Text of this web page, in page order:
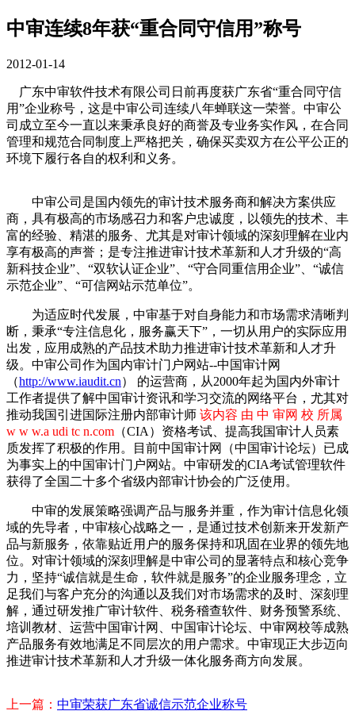
中审连续8年获“重合同守信用”称号
2012-01-14
广东中审软件技术有限公司日前再度获广东省“重合同守信
用”企业称号，这是中审公司连续八年蝉联这一荣誉。中审公
司成立至今一直以来秉承良好的商誉及专业务实作风，在合同
管理和规范合同制度上严格把关，确保买卖双方在公平公正的
环境下履行各自的权利和义务。
中审公司是国内领先的审计技术服务商和解决方案供应
商，具有极高的市场感召力和客户忠诚度，以领先的技术、丰
富的经验、精湛的服务、尤其是对审计领域的深刻理解在业内
享有极高的声誉；是专注推进审计技术革新和人才升级的“高
新科技企业”、“双软认证企业”、“守合同重信用企业”、“诚信
示范企业”、“可信网站示范单位”。
为适应时代发展，中审基于对自身能力和市场需求清晰判
断，秉承“专注信息化，服务赢天下”，一切从用户的实际应用
出发，应用成熟的产品技术助力推进审计技术革新和人才升
级。中审公司作为国内审计门户网站--中国审计网
（http://www.iaudit.cn） 的运营商，从2000年起为国内外审计
工作者提供了解中国审计资讯和学习交流的网络平台，尤其对
推动我国引进国际注册内部审计师 该内容 由 中 审网 校 所属
w w w.a udi tc n.com （CIA）资格考试、提高我国审计人员素
质发挥了积极的作用。目前中国审计网（中国审计论坛）已成
为事实上的中国审计门户网站。中审研发的CIA考试管理软件
获得了全国二十多个省级内部审计协会的广泛使用。
中审的发展策略强调产品与服务并重，作为审计信息化领
域的先导者，中审核心战略之一，是通过技术创新来开发新产
品与新服务，依靠贴近用户的服务保持和巩固在业界的领先地
位。对审计领域的深刻理解是中审公司的显著特点和核心竞争
力，坚持“诚信就是生命，软件就是服务”的企业服务理念，立
足我们与客户充分的沟通以及我们对市场需求的及时、深刻理
解，通过研发推广审计软件、税务稽查软件、财务预警系统、
培训教材、运营中国审计网、中国审计论坛、中审网校等成熟
产品服务有效地满足不同层次的用户需求。中审现正大步迈向
推进审计技术革新和人才升级一体化服务商方向发展。
上一篇： 中审荣获广东省诚信示范企业称号